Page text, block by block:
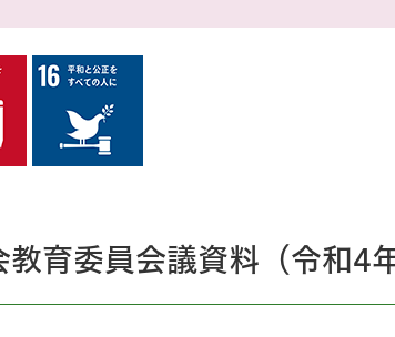
教育委員会議資料（令和4